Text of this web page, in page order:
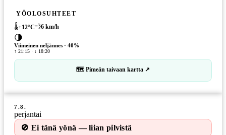
YÖOLOSUHTEET
🌡️+12°C💨6 km/h
🌗
Viimeinen neljännes · 40%
↑ 21:15 · ↓ 18:20
🗺 Pimeän taivaan kartta ↗
7.8.
perjantai
🚫 Ei tänä yönä — liian pilvistä